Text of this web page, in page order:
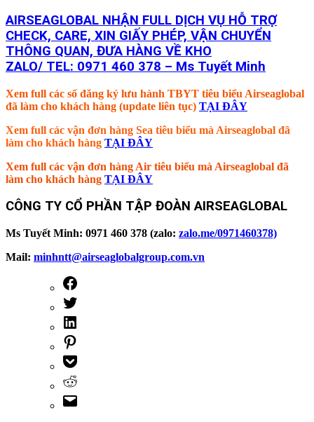
AIRSEAGLOBAL NHẬN FULL DỊCH VỤ HỖ TRỢ
CHECK, CARE, XIN GIẤY PHÉP, VẬN CHUYỂN
THÔNG QUAN, ĐƯA HÀNG VỀ KHO
ZALO/ TEL: 0971 460 378 – Ms Tuyết Minh
Xem full các số đăng ký lưu hành TBYT tiêu biểu Airseaglobal
đã làm cho khách hàng (update liên tục) TẠI ĐÂY
Xem full các vận đơn hàng Sea tiêu biểu mà Airseaglobal đã
làm cho khách hàng TẠI ĐÂY
Xem full các vận đơn hàng Air tiêu biểu mà Airseaglobal đã
làm cho khách hàng TẠI ĐÂY
CÔNG TY CỔ PHẦN TẬP ĐOÀN AIRSEAGLOBAL
Ms Tuyết Minh: 0971 460 378 (zalo: zalo.me/0971460378)
Mail: minhntt@airseaglobalgroup.com.vn